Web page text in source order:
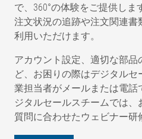
で、360°の体験をご提供しま
注文状況の追跡や注文関連
利用いただけます。
アカウント設定、適切な部
ど、お困りの際はデジタル
業担当者がメールまたは電
ジタルセールスチームでは
質問に合わせたウェビナー研